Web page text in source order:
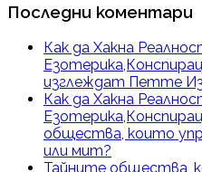
Последни коментари
Как да Хакна
изглеждат Петте
Как да Хакна
общества, които
или мит?
Тайните общества,